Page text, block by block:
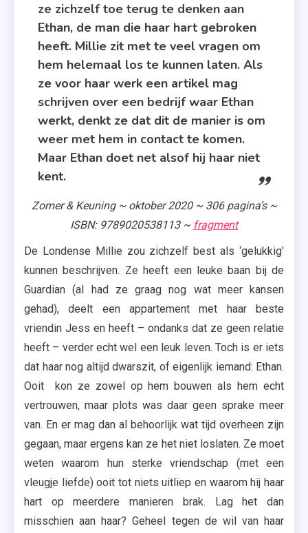
,
Roman
,
,
Verrassing
Zomer
ze zichzelf toe terug te denken aan
Ethan, de man die haar hart gebroken
heeft. Millie zit met te veel vragen om
hem helemaal los te kunnen laten. Als
ze voor haar werk een artikel mag
schrijven over een bedrijf waar Ethan
werkt, denkt ze dat dit de manier is om
weer met hem in contact te komen.
Maar Ethan doet net alsof hij haar niet
kent.
Zomer & Keuning ~ oktober 2020 ~ 306 pagina’s ~
ISBN: 9789020538113 ~ fragment
De Londense Millie zou zichzelf best als ‘gelukkig’
kunnen beschrijven. Ze heeft een leuke baan bij de
Guardian (al had ze graag nog wat meer kansen
gehad), deelt een appartement met haar beste
vriendin Jess en heeft – ondanks dat ze geen relatie
heeft – verder echt wel een leuk leven. Toch is er iets
dat haar nog altijd dwarszit, of eigenlijk iemand: Ethan.
Ooit kon ze zowel op hem bouwen als hem echt
vertrouwen, maar plots was daar geen sprake meer
van. En er mag dan al behoorlijk wat tijd overheen zijn
gegaan, maar ergens kan ze het niet loslaten. Ze moet
weten waarom hun sterke vriendschap (met een
vleugje liefde) ooit tot niets uitliep en waarom hij haar
hart op meerdere manieren brak. Lag het dan
misschien aan haar? Geheel tegen de wil van haar